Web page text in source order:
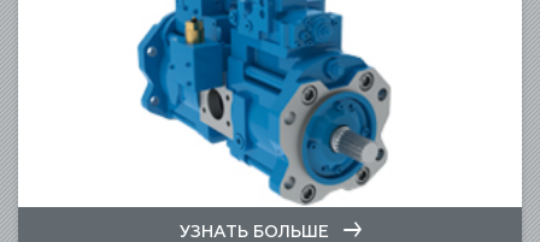
УЗНАТЬ БОЛЬШЕ